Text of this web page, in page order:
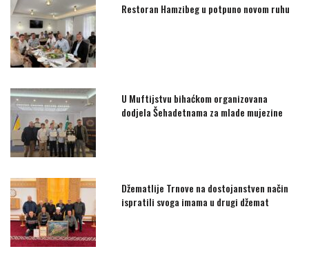
Restoran Hamzibeg u potpuno novom ruhu
U Muftijstvu bihaćkom organizovana
dodjela Šehadetnama za mlade mujezine
Džematlije Trnove na dostojanstven način
ispratili svoga imama u drugi džemat